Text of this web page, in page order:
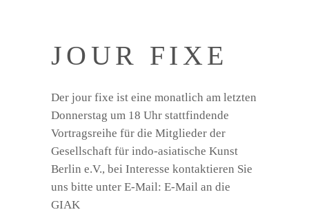
JOUR FIXE
Der jour fixe ist eine monatlich am letzten
Donnerstag um 18 Uhr stattfindende
Vortragsreihe für die Mitglieder der
Gesellschaft für indo-asiatische Kunst
Berlin e.V., bei Interesse kontaktieren Sie
uns bitte unter E-Mail: E-Mail an die
GIAK